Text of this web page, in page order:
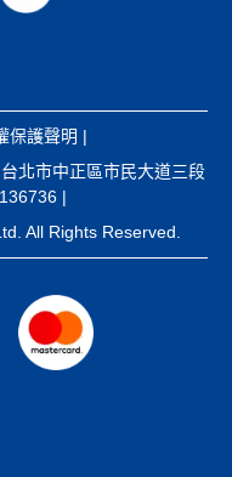
保護聲明 |
北市中正區市民大道三段
|
All Rights Reserved.